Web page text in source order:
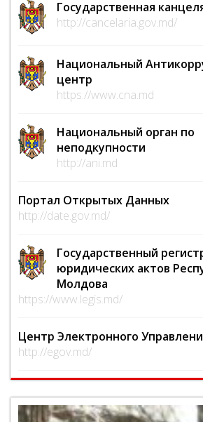
Государственная
http://cancelaria.gov.md/
Национальный
центр
https://www.cna.md
Национальный орган по
неподкупности
http://ani.md
Портал Открытых Данных
http://date.gov.md/
Государственный
юридических актов
Молдова
https://www.legis.md/
Центр Электронного
http://egov.md/